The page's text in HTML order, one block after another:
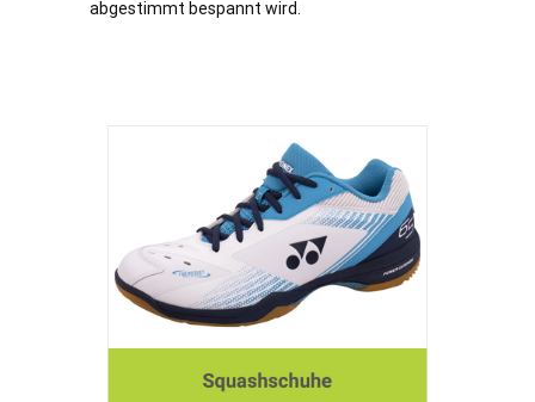
abgestimmt bespannt wird.